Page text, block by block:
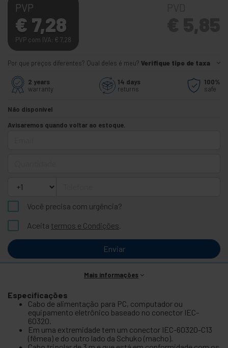
PVP
€ 7,28
PVP com IVA: € 7,28
Por que preços diferentes? Qual deles é meu? Verifique tipo de taxa
2 years
warranty
14 days
returns
100%
safe
Não disponível
Avisaremos quando voltar ao estoque.
Você precisa com urgência?
Aceita termos e Condições.
Enviar
Mais informações
Especificações
Cabo de alimentação para PC, computador ou
equipamento eletrônico baseado no conector IEC-
60320.
Em uma extremidade tem um conector IEC-60320-C13
(fêmea) e do outro lado da Schuko (macho).